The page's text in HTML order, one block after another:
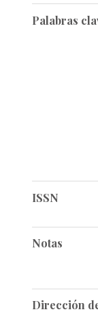
Palabras
ISSN
Notas
Dirección